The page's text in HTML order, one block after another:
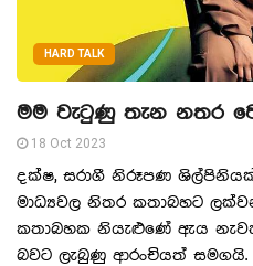
HARD TALK
මම වැටුණු තැන නතර
18 Oct 2023
දක්ෂ, සරාගී නිරූපණ
මාධ්‍යවල නිතර කතාබහට
කතාබහක නියැළුණේ ඇය
බවට ලැබුණු ආරංචියත් සමගයි.